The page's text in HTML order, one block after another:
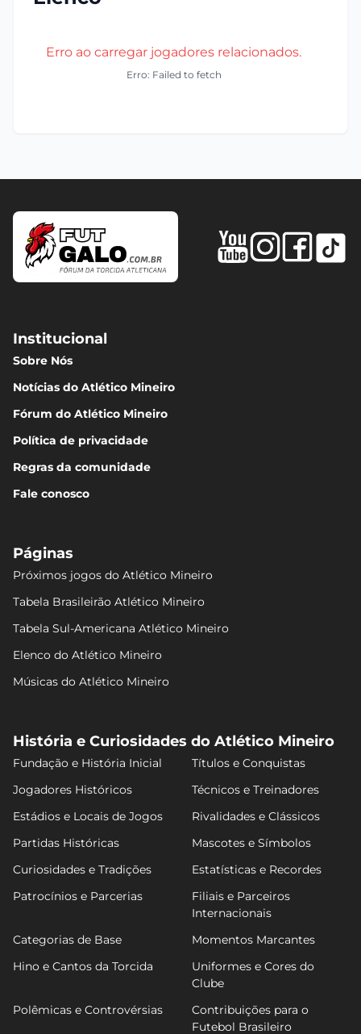
Erro ao carregar jogadores relacionados.
Erro: Failed to fetch
Institucional
Sobre Nós
Notícias do Atlético Mineiro
Fórum do Atlético Mineiro
Política de privacidade
Regras da comunidade
Fale conosco
Páginas
Próximos jogos do Atlético Mineiro
Tabela Brasileirão Atlético Mineiro
Tabela Sul-Americana Atlético Mineiro
Elenco do Atlético Mineiro
Músicas do Atlético Mineiro
História e Curiosidades do Atlético Mineiro
Fundação e História Inicial
Títulos e Conquistas
Jogadores Históricos
Técnicos e Treinadores
Estádios e Locais de Jogos
Rivalidades e Clássicos
Partidas Históricas
Mascotes e Símbolos
Curiosidades e Tradições
Estatísticas e Recordes
Patrocínios e Parcerias
Filiais e Parceiros
Internacionais
Categorias de Base
Momentos Marcantes
Hino e Cantos da Torcida
Uniformes e Cores do
Clube
Polêmicas e Controvérsias
Contribuições para o
Futebol Brasileiro